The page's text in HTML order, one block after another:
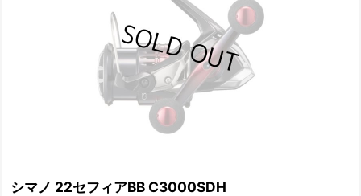
シマノ 22セフィアBB C3000SDH